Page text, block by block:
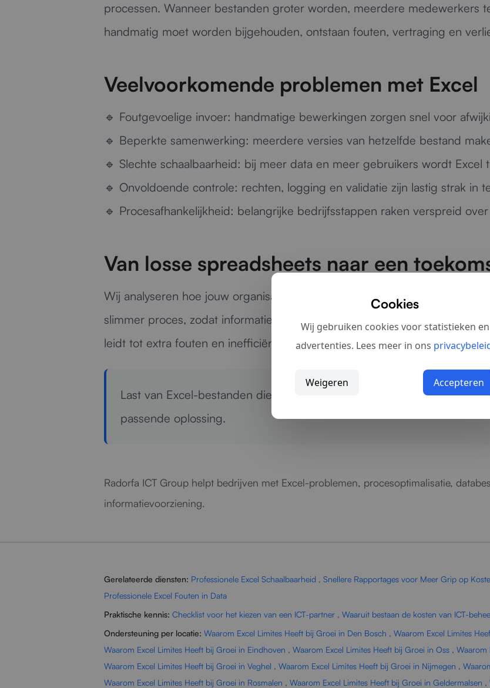
processen. Wanneer bestanden groter worden, meerdere medewerkers
handmatig moet worden bijgehouden, ontstaan fouten, vertraging en
Veelvoorkomende problemen met Excel
🔹 Foutgevoelige invoer: handmatige bewerkingen zorgen snel voor
🔹 Beperkte samenwerking: meerdere versies van hetzelfde bestand
🔹 Slechte schaalbaarheid: bij meer data en meer gebruikers wordt Excel
🔹 Onvoldoende controle: rechten, logging en validatie zijn lastig strak in
🔹 Procesafhankelijkheid: belangrijke bedrijfsstappen raken verspreid
Van losse spreadsheets naar een
Wij analyseren hoe jouw organisatie Excel gebruikt en waar de
slimmer proces, zodat informatie centraler, veiliger en efficiënter
leidt tot extra fouten en inefficiëntie.
Last van Excel-bestanden die niet meer voldoen? Neem contact op
passende oplossing.
Radorfa ICT Group helpt bedrijven met Excel-problemen, procesoptimalisatie,
informatievoorziening.
Gerelateerde diensten: Professionele Excel Schaalbaarheid , Snellere Rapportages voor Meer Grip op
Professionele Excel Fouten in Data
Praktische kennis: Checklist voor het kiezen van een ICT-partner , Waaruit bestaan de kosten van ICT-
Ondersteuning per locatie: Waarom Excel Limites Heeft bij Groei in Den Bosch , Waarom Excel Limites
Waarom Excel Limites Heeft bij Groei in Eindhoven , Waarom Excel Limites Heeft bij Groei in Oss , Waarom
Waarom Excel Limites Heeft bij Groei in Veghel , Waarom Excel Limites Heeft bij Groei in Nijmegen ,
Waarom Excel Limites Heeft bij Groei in Rosmalen , Waarom Excel Limites Heeft bij Groei in Geldermalsen ,
Cookies
Wij gebruiken cookies voor statistieken en
advertenties. Lees meer in ons
Weigeren Accepteren